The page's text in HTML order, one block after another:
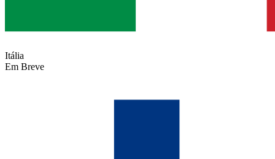
Itália
Em Breve